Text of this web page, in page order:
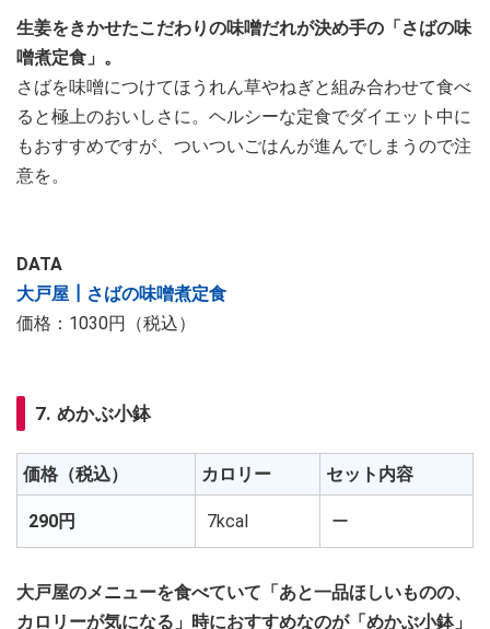
生姜をきかせたこだわりの味噌だれが決め手の「さばの味
噌煮定食」。
さばを味噌につけてほうれん草やねぎと組み合わせて食べ
ると極上のおいしさに。ヘルシーな定食でダイエット中に
もおすすめですが、ついついごはんが進んでしまうので注
意を。
DATA
大戸屋┃さばの味噌煮定食
価格：1030円（税込）
7. めかぶ小鉢
価格（税込） カロリー セット内容
290円 7kcal ー
大戸屋のメニューを食べていて「あと一品ほしいものの、
カロリーが気になる」時におすすめなのが「めかぶ小鉢」